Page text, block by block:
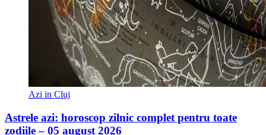
Azi in Cluj
Astrele azi: horoscop zilnic complet pentru toate
zodiile – 05 august 2026